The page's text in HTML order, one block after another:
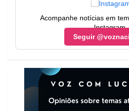
Acompanhe notícias em
Instagram.
Seguir